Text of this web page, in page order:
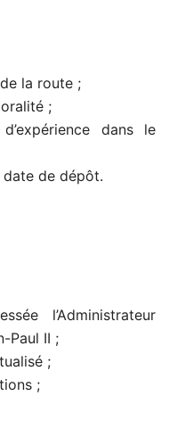
la route ;
;
dans le
de dépôt.
l’Administrateur
Paul II ;
;
;